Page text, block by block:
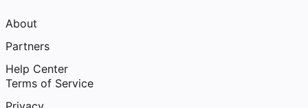
About
Partners
Help Center
Terms of Service